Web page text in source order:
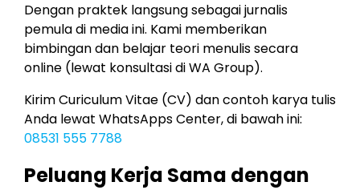
Dengan praktek langsung sebagai jurnalis
pemula di media ini. Kami memberikan
bimbingan dan belajar teori menulis secara
online (lewat konsultasi di WA Group).
Kirim Curiculum Vitae (CV) dan contoh karya tulis
Anda lewat WhatsApps Center, di bawah ini:
08531 555 7788
Peluang Kerja Sama dengan